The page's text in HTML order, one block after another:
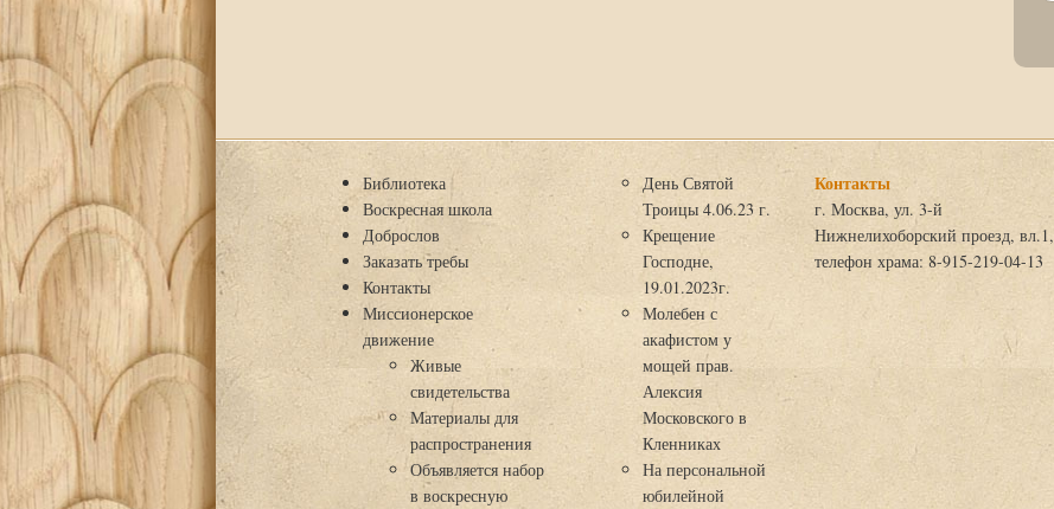
Библиотека
Воскресная школа
Доброслов
Заказать требы
Контакты
Миссионерское
движение
Живые
свидетельства
Материалы для
распространения
Объявляется набор
в воскресную
День Святой
Троицы 4.06.23 г.
Крещение
Господне,
19.01.2023г.
Молебен с
акафистом у
мощей прав.
Алексия
Московского в
Кленниках
На персональной
юбилейной
Контакты
г. Москва, ул. 3-й
Нижнелихоборский проезд, вл.1,
телефон храма: 8-915-219-04-13